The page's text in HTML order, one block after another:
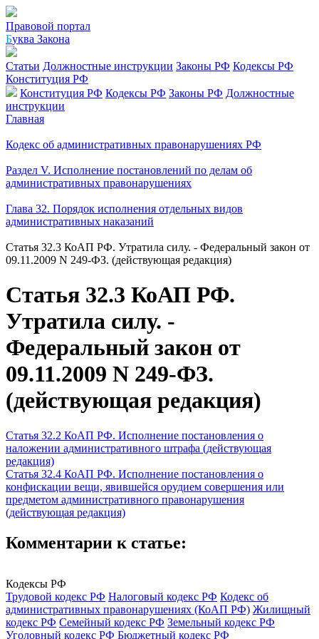
Правовой портал
Буква Закона
Статьи Должностные инструкции Законы РФ Кодексы РФ
Конституция РФ
Конституция РФ Кодексы РФ Законы РФ Должностные
инструкции
Главная
Кодекс об административных правонарушениях РФ
Раздел V. Исполнение постановлений по делам об
административных правонарушениях
Глава 32. Порядок исполнения отдельных видов
административных наказаний
Статья 32.3 КоАП РФ. Утратила силу. - Федеральный закон от
09.11.2009 N 249-ФЗ. (действующая редакция)
Статья 32.3 КоАП РФ.
Утратила силу. -
Федеральный закон от
09.11.2009 N 249-ФЗ.
(действующая редакция)
Статья 32.2 КоАП РФ. Исполнение постановления о
наложении административного штрафа (действующая
редакция)
Статья 32.4 КоАП РФ. Исполнение постановления о
конфискации вещи, явившейся орудием совершения или
предметом административного правонарушения
(действующая редакция)
Комментарии к статье:
Кодексы РФ
Трудовой кодекс РФ Налоговый кодекс РФ Кодекс об
административных правонарушениях (КоАП РФ) Жилищный
кодекс РФ Семейный кодекс РФ Земельный кодекс РФ
Уголовный кодекс РФ Бюджетный кодекс РФ